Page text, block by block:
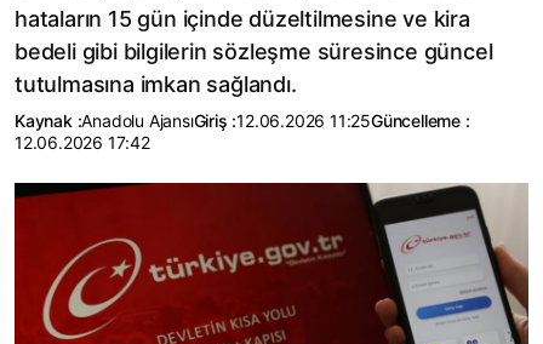
hataların 15 gün içinde düzeltilmesine ve kira
bedeli gibi bilgilerin sözleşme süresince güncel
tutulmasına imkan sağlandı.
Kaynak :Anadolu AjansıGiriş :12.06.2026 11:25Güncelleme :
12.06.2026 17:42